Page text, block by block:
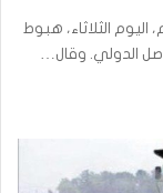
الثلاثاء، هبوط
الدولي. وقال…